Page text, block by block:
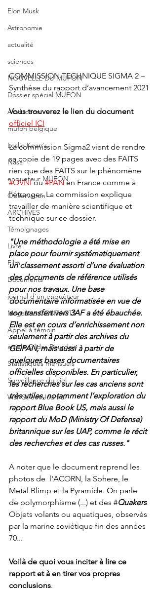
Elon Musk
Astronomie
actualité
sciences
NOUVELLE DU MUFON
Dossier spécial MUFON
Abduction
mufon belgique
Leslie Kean's
Nasa
enqueteur MUFON
Observation
ARCHIVES
Témoignages
Livre
Film
Documents
journal d'un enquêteur
Magazine CONTACTS
Appel à témoin
article Gildas Bourdais
Statistiques mensuels
Surveillance du ciel
Wall Street Journal
COMMISSION TECHNIQUE SIGMA 2 –
Synthèse du rapport d’avancement 2021
Vous trouverez le lien du document
officiel ICI
La commission Sigma2 vient de rendre
sa copie de 19 pages avec des FAITS
rien que des FAITS sur le phénomène
#OVNI ou #PAN en France comme à
l'étranger. La commission explique
travailler de manière scientifique et
technique sur ce dossier.
"Une méthodologie a été mise en
place pour fournir systématiquement
un classement assorti d’une évaluation
des documents de référence utilisés
pour nos travaux. Une base
documentaire informatisée en vue de
son transfert vers 3AF a été ébauchée.
Elle est en cours d’enrichissement non
seulement à partir des archives du
GEIPAN, mais aussi à partir de
quelques bases documentaires
officielles disponibles. En particulier,
les recherches sur les cas anciens sont
très utiles, notamment l’exploration du
rapport Blue Book US, mais aussi le
rapport du MoD (Ministry Of Defense)
britannique sur les UAP, comme le récit
des recherches et des cas russes."
A noter que le document reprend les
photos de  l'ACORN, la Sphere, le
Metal Blimp et la Pyramide. On parle
de polymorphisme (...) et des #Quakers
Objets volants ou aquatiques, observés
par la marine soviétique fin des années
70...
Voilà de quoi vous inciter à lire ce
rapport et à en tirer vos propres
conclusions.